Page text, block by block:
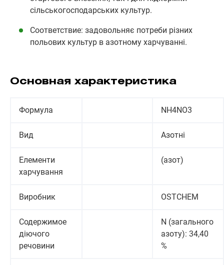
сільськогосподарських культур.
Соответствие: задовольняє потреби різних
польових культур в азотному харчуванні.
Основная характеристика
Формула NH4NO3
Вид Азотні
Елементи
харчування
(азот)
Виробник OSTCHEM
Содержимое
діючого
речовини
N (загального
азоту): 34,40
%